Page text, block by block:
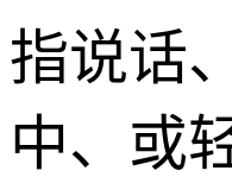
指说话
中、或